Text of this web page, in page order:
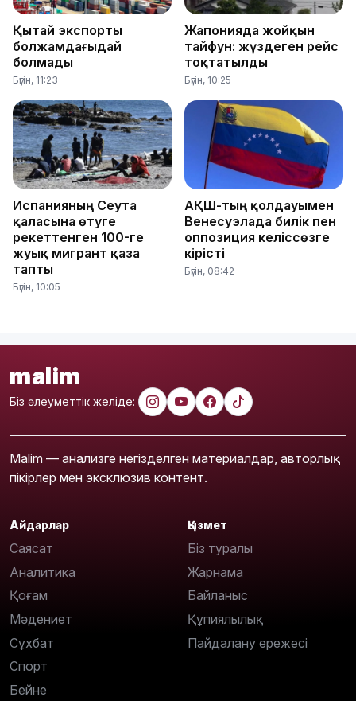
Қытай экспорты
болжамдағыдай
болмады
Бүгін, 11:23
Жапонияда жойқын
тайфун: жүздеген рейс
тоқтатылды
Бүгін, 10:25
Испанияның Сеута
қаласына өтуге
әрекеттенген 100-ге
жуық мигрант қаза
тапты
Бүгін, 10:05
АҚШ-тың қолдауымен
Венесуэлада билік пен
оппозиция келіссөзге
кірісті
Бүгін, 08:42
malim
Біз әлеуметтік желіде:
Malim — анализге негізделген материалдар, авторлық
пікірлер мен эксклюзив контент.
Айдарлар
Саясат
Аналитика
Қоғам
Мәдениет
Сұхбат
Спорт
Бейне
Қызмет
Біз туралы
Жарнама
Байланыс
Құпиялылық
Пайдалану ережесі